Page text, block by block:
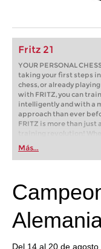
Fritz 21
YOUR PERSONAL
taking your first steps
chess, or already
with FRITZ, you can
intelligently and with a
approach than ever
FRITZ is more than just
training revolution!
first steps into the world
playing at a tournament
train more efficiently,
Más...
Del 14 al 20 de